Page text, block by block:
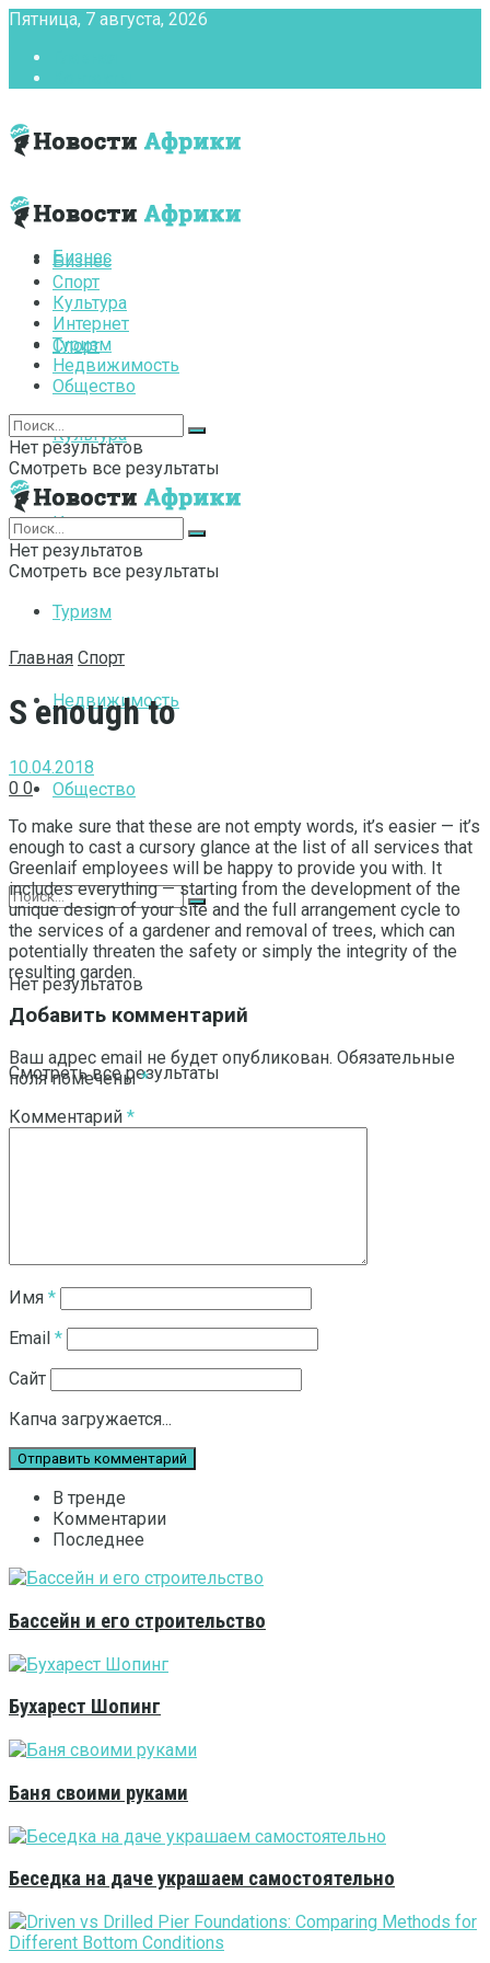
Пятница, 7 августа, 2026
Бизнес
Спорт
Культура
Интернет
Туризм
Недвижимость
Общество
Нет результатов
Смотреть все результаты
Бизнес
Спорт
Культура
Интернет
Туризм
Недвижимость
Общество
Нет результатов
Смотреть все результаты
Нет результатов
Смотреть все результаты
Главная Спорт
S enough to
10.04.2018
0 0
To make sure that these are not empty words, it’s easier — it’s
enough to cast a cursory glance at the list of all services that
Greenlaif employees will be happy to provide you with. It
includes everything — starting from the development of the
unique design of your site and the full arrangement cycle to
the services of a gardener and removal of trees, which can
potentially threaten the safety or simply the integrity of the
resulting garden.
Добавить комментарий
Ваш адрес email не будет опубликован. Обязательные
поля помечены*
Комментарий *
Имя *
Email *
Сайт
Капча загружается...
В тренде
Комментарии
Последнее
Бассейн и его строительство
Бухарест Шопинг
Баня своими руками
Беседка на даче украшаем самостоятельно